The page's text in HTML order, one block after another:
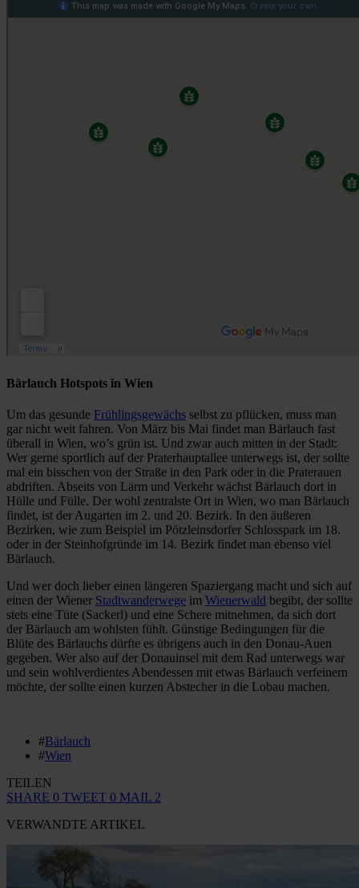
Bärlauch Hotspots in Wien
Um das gesunde Frühlingsgewächs selbst zu pflücken, muss man
gar nicht weit fahren. Von März bis Mai findet man Bärlauch fast
überall in Wien, wo’s grün ist. Und zwar auch mitten in der Stadt:
Wer gerne sportlich auf der Praterhauptallee unterwegs ist, der sollte
mal ein bisschen von der Straße in den Park oder in die Praterauen
abdriften. Abseits von Lärm und Verkehr wächst Bärlauch dort in
Hülle und Fülle. Der wohl zentralste Ort in Wien, wo man Bärlauch
findet, ist der Augarten im 2. und 20. Bezirk. In den äußeren
Bezirken, wie zum Beispiel im Pötzleinsdorfer Schlosspark im 18.
oder in der Steinhofgründe im 14. Bezirk findet man ebenso viel
Bärlauch.
Und wer doch lieber einen längeren Spaziergang macht und sich auf
einen der Wiener Stadtwanderwege im Wienerwald begibt, der sollte
stets eine Tüte (Sackerl) und eine Schere mitnehmen, da sich dort
der Bärlauch am wohlsten fühlt. Günstige Bedingungen für die
Blüte des Bärlauchs dürfte es übrigens auch in den Donau-Auen
gegeben. Wer also auf der Donauinsel mit dem Rad unterwegs war
und sein wohlverdientes Abendessen mit etwas Bärlauch verfeinern
möchte, der sollte einen kurzen Abstecher in die Lobau machen.
#Bärlauch
#Wien
TEILEN
SHARE 0 TWEET 0 MAIL 2
VERWANDTE ARTIKEL